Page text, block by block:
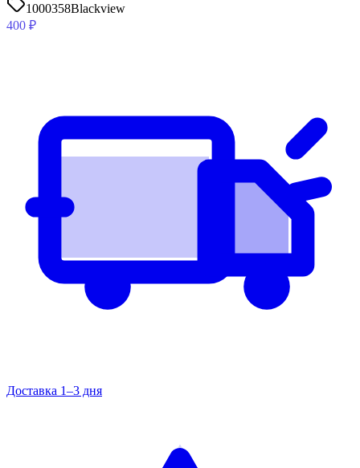
1000358Blackview
400 ₽
Доставка 1–3 дня